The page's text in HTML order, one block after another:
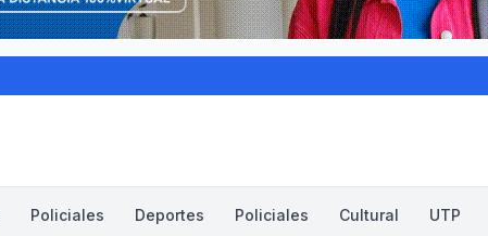
Policiales Deportes Policiales Cultural UTP